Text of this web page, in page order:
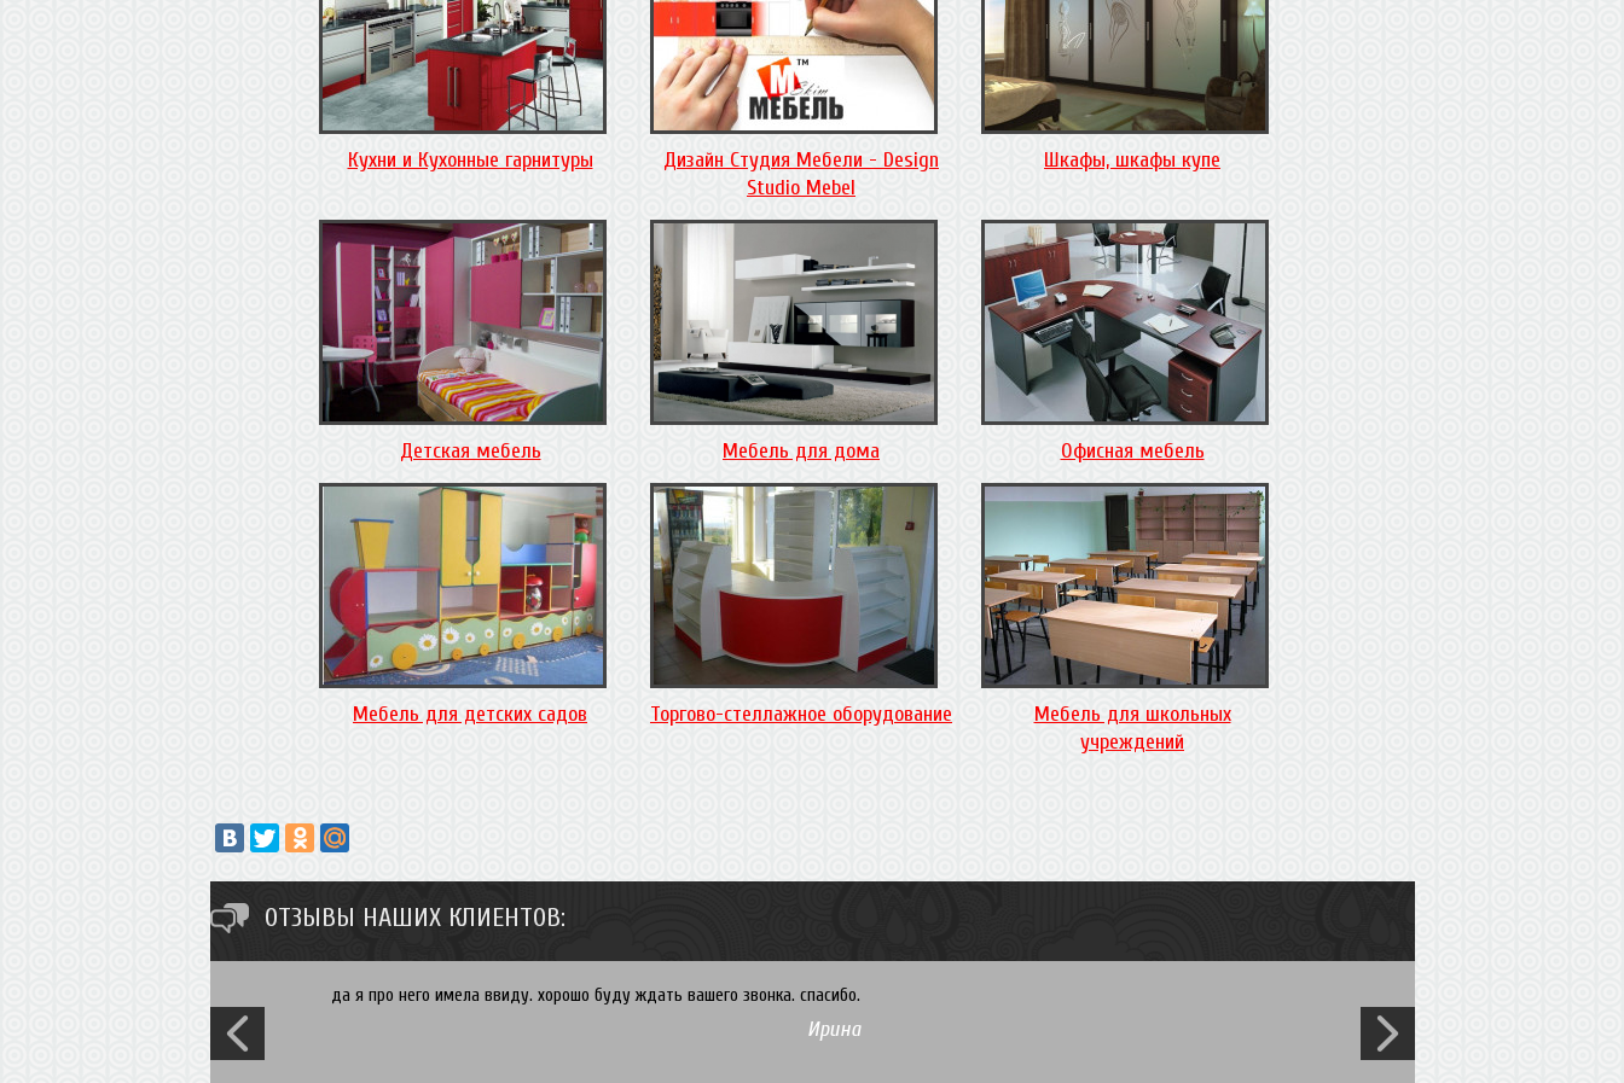
Кухни и Кухонные гарнитуры
Дизайн Студия Мебели - Design
Studio Mebel
Шкафы, шкафы купе
Детская мебель Мебель для дома Офисная мебель
Мебель для детских садов Торгово-стеллажное оборудование
Мебель для школьных
учреждений
ОТЗЫВЫ НАШИХ КЛИЕНТОВ:
да я про него имела ввиду. хорошо буду ждать вашего звонка. спасибо.
Ирина